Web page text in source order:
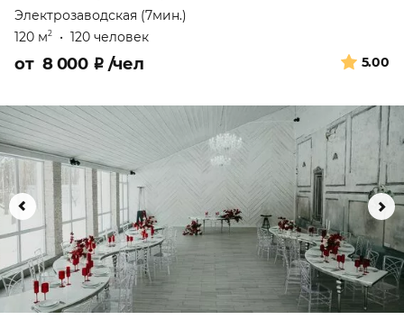
Электрозаводская (7мин.)
120 м2 • 120 человек
5.00
от 8 000 ₽ /чел